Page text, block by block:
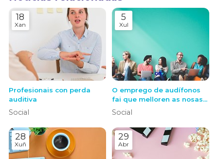
18
Xan
Profesionais con perda
auditiva
Social
5
Xul
O emprego de audífonos
fai que melloren as nosas
relacións sociais
Social
28
Xuñ
29
Abr